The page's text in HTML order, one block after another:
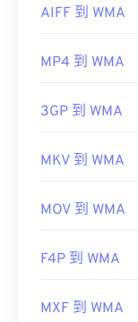
AIFF 到 WMA
MP4 到 WMA
3GP 到 WMA
MKV 到 WMA
MOV 到 WMA
F4P 到 WMA
MXF 到 WMA